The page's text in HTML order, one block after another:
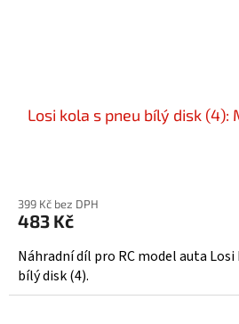
Losi kola s pneu bílý disk (4):
399 Kč bez DPH
483 Kč
Náhradní díl pro RC model auta
bílý disk (4).